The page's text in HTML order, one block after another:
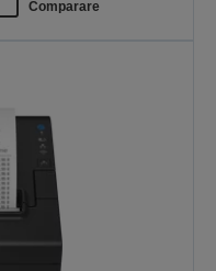
Comparare